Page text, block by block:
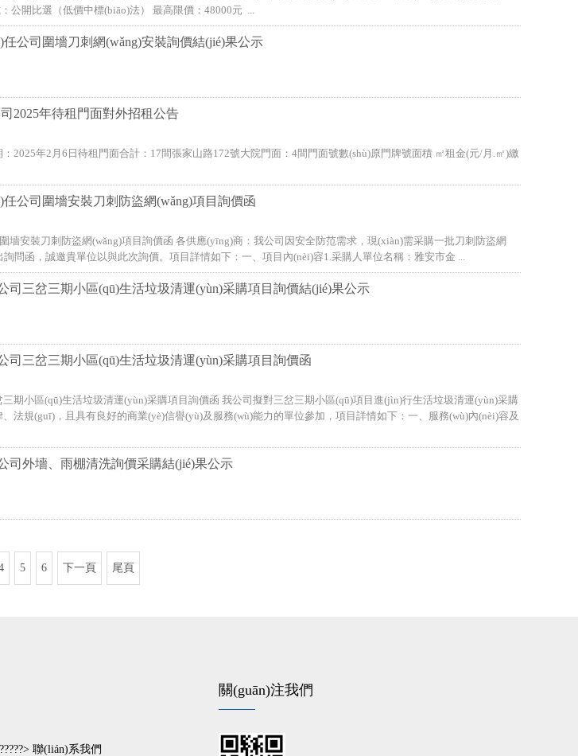
公開比選（低價中標(biāo)法） 最高限價：48000元 ...
公司圍墻刀刺網(wǎng)安裝詢價結(jié)果公示
2025年待租門面對外招租公告
2025年2月6日待租門面合計：17間張家山路172號大院門面：4間門面號數(shù)原門牌號面積 ㎡租金(元/月.㎡)繳
公司圍墻安裝刀刺防盜網(wǎng)項目詢價函
墻安裝刀刺防盜網(wǎng)項目詢價函 各供應(yīng)商：我公司因安全防范需求，現(xiàn)需采購一批刀刺防盜網
函，誠邀貴單位以與此次詢價。項目詳情如下：一、項目內(nèi)容1.采購人單位名稱：雅安市金 ...
司三岔三期小區(qū)生活垃圾清運(yùn)采購項目詢價結(jié)果公示
司三岔三期小區(qū)生活垃圾清運(yùn)采購項目詢價函
期小區(qū)生活垃圾清運(yùn)采購項目詢價函 我公司擬對三岔三期小區(qū)項目進(jìn)行生活垃圾清運(yùn)采購
法規(guī)，且具有良好的商業(yè)信譽(yù)及服務(wù)能力的單位參加，項目詳情如下：一、服務(wù)內(nèi)容及
外墻、雨棚清洗詢價采購結(jié)果公示
5 6 下一頁 尾頁
聯(lián)系我們
關(guān)注我們